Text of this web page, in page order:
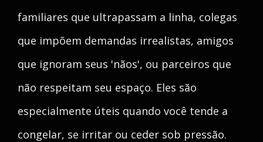
familiares que ultrapassam a linha, colegas
que impõem demandas irrealistas, amigos
que ignoram seus 'nãos', ou parceiros que
não respeitam seu espaço. Eles são
especialmente úteis quando você tende a
congelar, se irritar ou ceder sob pressão.